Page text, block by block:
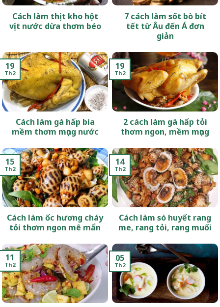
Cách làm thịt kho hột
vịt nước dừa thơm béo
7 cách làm sốt bò bít
tết từ Âu đến Á đơn
giản
Cách làm gà hấp bia
mềm thơm mọng nước
19
Th2
2 cách làm gà hấp tỏi
thơm ngon, mềm mọng
19
Th2
Cách làm ốc hương cháy
tỏi thơm ngon mê mẩn
15
Th2
Cách làm sò huyết rang
me, rang tỏi, rang muối
14
Th2
11
Th2
05
Th2